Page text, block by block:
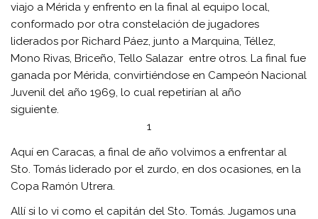
viajo a Mérida y enfrento en la final al equipo local,
conformado por otra constelación de jugadores
liderados por Richard Páez, junto a Marquina, Téllez,
Mono Rivas, Briceño, Tello Salazar entre otros. La final fue
ganada por Mérida, convirtiéndose en Campeón Nacional
Juvenil del año 1969, lo cual repetirían al año
siguiente.
1
Aquí en Caracas, a final de año volvimos a enfrentar al
Sto. Tomás liderado por el zurdo, en dos ocasiones, en la
Copa Ramón Utrera.
Allí si lo vi como el capitán del Sto. Tomás. Jugamos una